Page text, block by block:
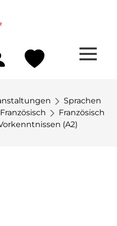
Sprachen
Französisch
Französisch
(A2)